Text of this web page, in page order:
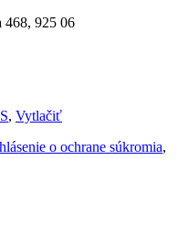
468, 925 06
, Vytlačiť
o ochrane súkromia,